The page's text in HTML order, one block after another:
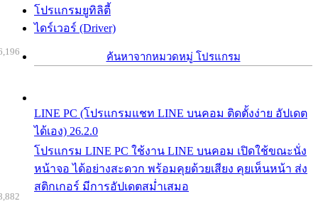
โปรแกรมยูทิลิตี้
ไดร์เวอร์ (Driver)
ค้นหาจากหมวดหมู่ โปรแกรม
LINE PC (โปรแกรมแชท LINE บนคอม ติดตั้งง่าย อัปเดต
ได้เอง) 26.2.0
โปรแกรม LINE PC ใช้งาน LINE บนคอม เปิดใช้ขณะนั่ง
หน้าจอ ได้อย่างสะดวก พร้อมคุยด้วยเสียง คุยเห็นหน้า ส่ง
สติกเกอร์ มีการอัปเดตสม่ำเสมอ